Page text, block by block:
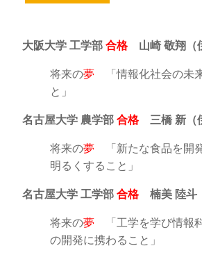
大阪大学 工学部 合格山崎 敬翔（
将来の夢 「情報化社会の未
と」
名古屋大学 農学部 合格三橋 新（
将来の夢 「新たな食品を開
明るくすること」
名古屋大学 工学部 合格楠美 陸斗
将来の夢 「工学を学び情報
の開発に携わること」